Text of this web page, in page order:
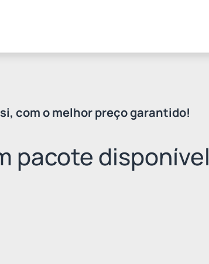
com o melhor preço garantido!
pacote disponível